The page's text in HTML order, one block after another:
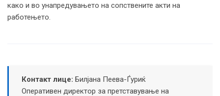
како и во унапредувањето на сопствените акти на
работењето.
Контакт лице: Билјана Пеева-Ѓуриќ
Оперативен директор за претставување на